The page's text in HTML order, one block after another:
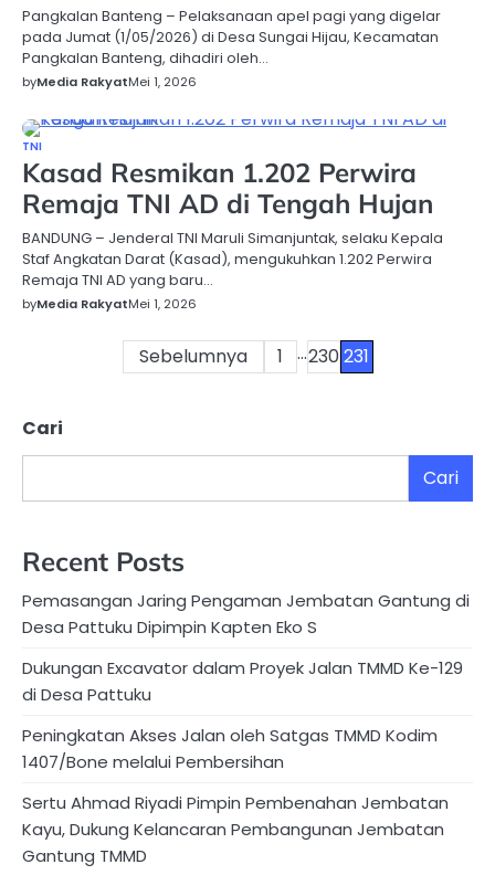
Pangkalan Banteng – Pelaksanaan apel pagi yang digelar
pada Jumat (1/05/2026) di Desa Sungai Hijau, Kecamatan
Pangkalan Banteng, dihadiri oleh…
byMedia RakyatMei 1, 2026
TNI
Kasad Resmikan 1.202 Perwira
Remaja TNI AD di Tengah Hujan
BANDUNG – Jenderal TNI Maruli Simanjuntak, selaku Kepala
Staf Angkatan Darat (Kasad), mengukuhkan 1.202 Perwira
Remaja TNI AD yang baru…
byMedia RakyatMei 1, 2026
Sebelumnya 1 …230231
Cari
Cari
Recent Posts
Pemasangan Jaring Pengaman Jembatan Gantung di
Desa Pattuku Dipimpin Kapten Eko S
Dukungan Excavator dalam Proyek Jalan TMMD Ke-129
di Desa Pattuku
Peningkatan Akses Jalan oleh Satgas TMMD Kodim
1407/Bone melalui Pembersihan
Sertu Ahmad Riyadi Pimpin Pembenahan Jembatan
Kayu, Dukung Kelancaran Pembangunan Jembatan
Gantung TMMD